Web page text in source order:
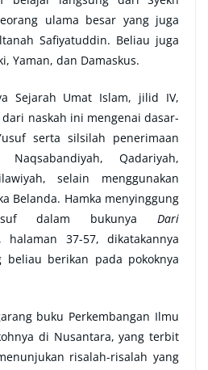
ulama besar yang juga
Safiyatuddin. Beliau juga
Yaman, dan Damaskus.
Sejarah Umat Islam, jilid IV,
naskah ini mengenai dasar-
serta silsilah penerimaan
Qadariyah,
selain menggunakan
Belanda. Hamka menyinggung
dalam bukunya Dari
halaman 37-57, dikatakannya
beliau berikan pada pokoknya
buku Perkembangan Ilmu
di Nusantara, yang terbit
risalah-risalah yang